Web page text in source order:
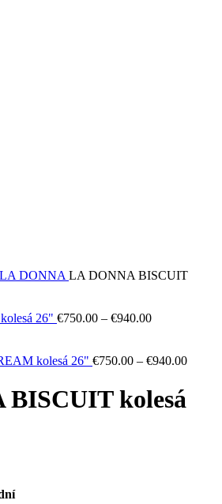
LA DONNA LA DONNA BISCUIT
26" €750.00 – €940.00
kolesá 26" €750.00 – €940.00
BISCUIT kolesá